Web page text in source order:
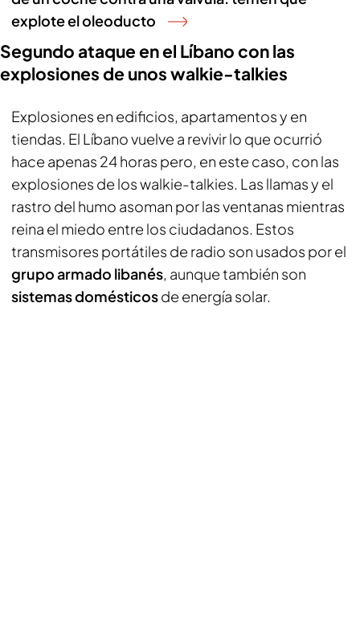
explote el oleoducto
Segundo ataque en el Líbano con las
explosiones de unos walkie-talkies
Explosiones en edificios, apartamentos y en
tiendas. El Líbano vuelve a revivir lo que ocurrió
hace apenas 24 horas pero, en este caso, con las
explosiones de los walkie-talkies. Las llamas y el
rastro del humo asoman por las ventanas mientras
reina el miedo entre los ciudadanos. Estos
transmisores portátiles de radio son usados por el
grupo armado libanés, aunque también son
sistemas domésticosde energía solar.